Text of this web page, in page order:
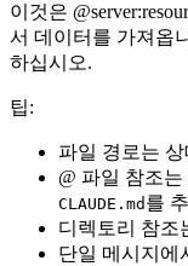
이것은
서 데이터를 가져옵
하십시오.
팁:
파일 경로는
@ 파일 참조
CLAUDE.md 를
디렉토리 참조
단일 메시지에